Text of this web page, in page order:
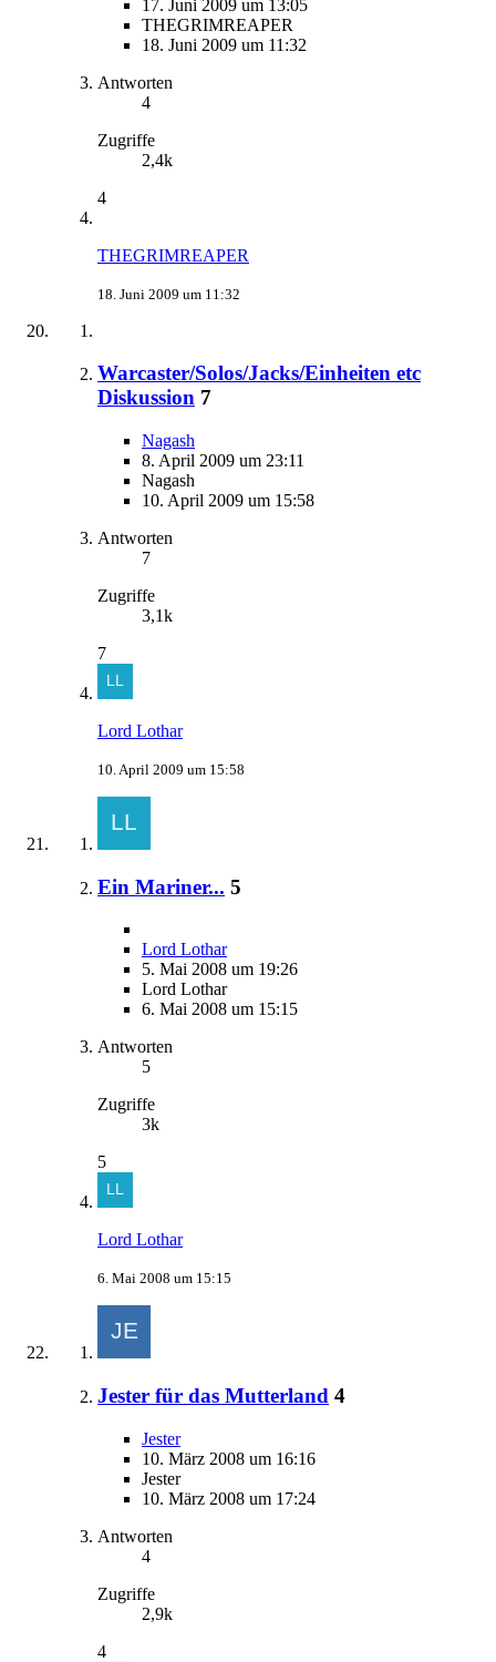
17. Juni 2009 um 13:05
THEGRIMREAPER
18. Juni 2009 um 11:32
Antworten
4
Zugriffe
2,4k
4
THEGRIMREAPER
18. Juni 2009 um 11:32
Warcaster/Solos/Jacks/Einheiten etc
Diskussion 7
Nagash
8. April 2009 um 23:11
Nagash
10. April 2009 um 15:58
Antworten
7
Zugriffe
3,1k
7
Lord Lothar
10. April 2009 um 15:58
Ein Mariner... 5
Lord Lothar
5. Mai 2008 um 19:26
Lord Lothar
6. Mai 2008 um 15:15
Antworten
5
Zugriffe
3k
5
Lord Lothar
6. Mai 2008 um 15:15
Jester für das Mutterland 4
Jester
10. März 2008 um 16:16
Jester
10. März 2008 um 17:24
Antworten
4
Zugriffe
2,9k
4